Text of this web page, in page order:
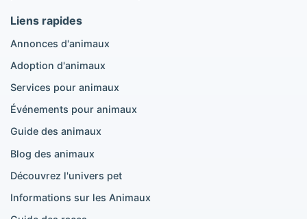
Annonces Maltipoo
Annonces Golden Retriever
Annonces Bouledogue Français
Annonces Chihuahua
Annonces Cane Corso
Annonces Doberman
Annonces Beagle
Pomeranian à vendre
Liens rapides
Annonces d'animaux
Adoption d'animaux
Services pour animaux
Événements pour animaux
Guide des animaux
Blog des animaux
Découvrez l'univers pet
Informations sur les Animaux